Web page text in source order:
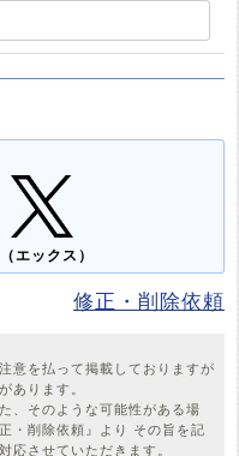
エックス）
修正・削除依頼
意を払って掲載しておりますが
あります。
、そのような可能性がある場
・削除依頼』より その旨を記
応させていただきます。